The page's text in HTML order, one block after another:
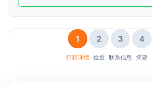
1
行程详情
2
位置
3
联系信息
4
摘要